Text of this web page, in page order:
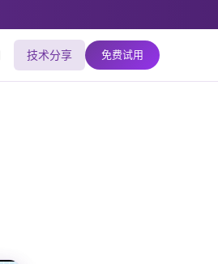
技术分享 免费试用